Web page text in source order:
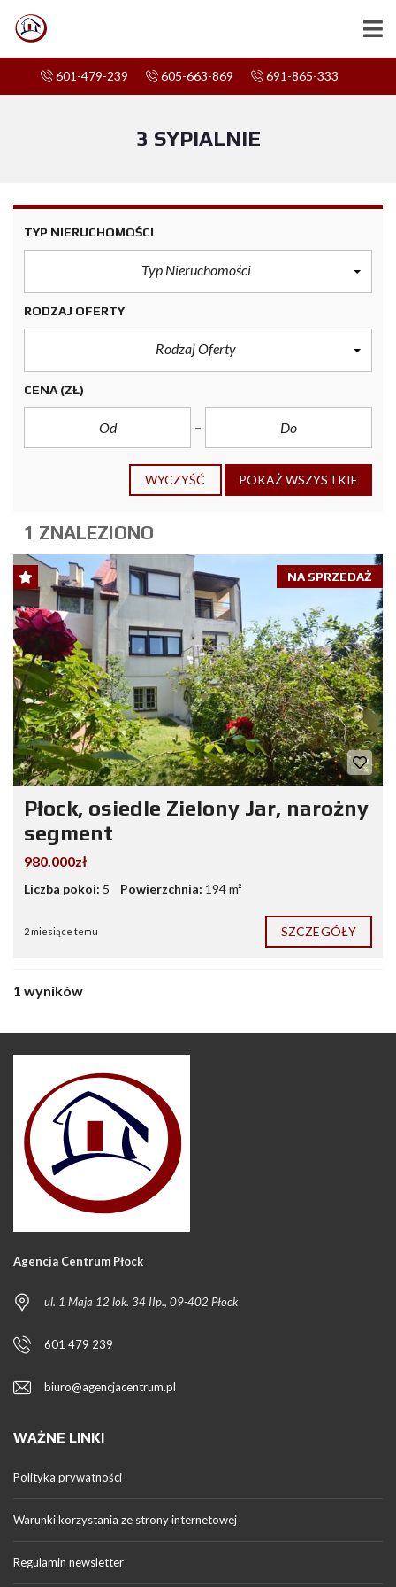
601-479-239 605-663-869 691-865-333
3 SYPIALNIE
TYP NIERUCHOMOŚCI
Typ Nieruchomości
RODZAJ OFERTY
Rodzaj Oferty
CENA (ZŁ)
WYCZYŚĆ POKAŻ WSZYSTKIE
1 ZNALEZIONO
NA SPRZEDAŻ
Płock, osiedle Zielony Jar, narożny
segment
980.000zł
Liczba pokoi: 5 Powierzchnia: 194 m²
2 miesiące temu SZCZEGÓŁY
1 wyników
Agencja Centrum Płock
ul. 1 Maja 12 lok. 34 IIp., 09-402 Płock
601 479 239
biuro@agencjacentrum.pl
WAŻNE LINKI
Polityka prywatności
Warunki korzystania ze strony internetowej
Regulamin newsletter